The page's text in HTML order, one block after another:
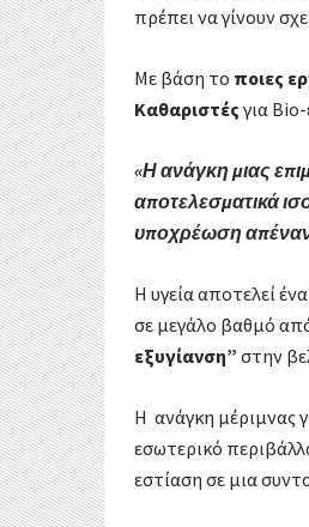
πρέπει να γίνουν
Με βάση το ποιες
Καθαριστέςγια
«Η ανάγκη μιας
αποτελεσματικά
υποχρέωση
Η υγεία αποτελεί
σε μεγάλο βαθμό
εξυγίανση” στην
Η ανάγκη μέριμνας
εσωτερικό
εστίαση σε μια